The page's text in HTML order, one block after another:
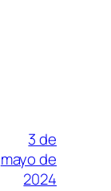
3 de
mayo de
2024